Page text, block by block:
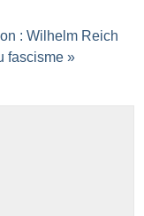
: Wilhelm Reich
fascisme »